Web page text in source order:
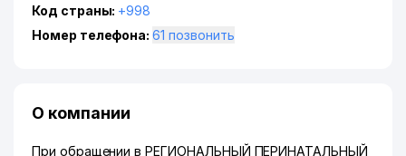
Код страны: +998
Номер телефона:
61 позвонить
О компании
При обращении в РЕГИОНАЛЬНЫЙ ПЕРИНАТАЛЬНЫЙ